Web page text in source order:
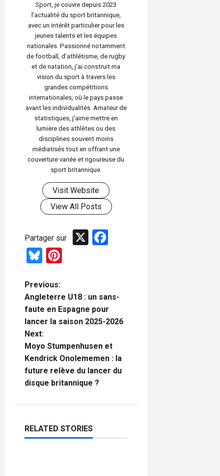
Sport, je couvre depuis 2023
l’actualité du sport britannique,
avec un intérêt particulier pour les
jeunes talents et les équipes
nationales. Passionné notamment
de football, d’athlétisme, de rugby
et de natation, j’ai construit ma
vision du sport à travers les
grandes compétitions
internationales, où le pays passe
avant les individualités. Amateur de
statistiques, j’aime mettre en
lumière des athlètes ou des
disciplines souvent moins
médiatisés tout en offrant une
couverture variée et rigoureuse du
sport britannique.
Visit Website
View All Posts
Partager sur X
Bluesky
P
o
s
t
n
a
i
Previous:
Angleterre U18 : un sans-
faute en Espagne pour
lancer la saison 2025-2026
Next:
Moyo Stumpenhusen et
Kendrick Onolememen : la
future relève du lancer du
disque britannique ?
RELATED STORIES
Football